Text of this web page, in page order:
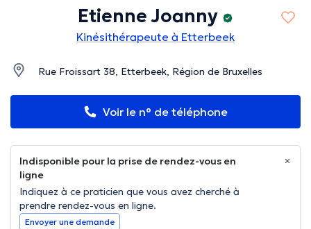
Etienne Joanny
Kinésithérapeute à Etterbeek
Rue Froissart 38, Etterbeek, Région de Bruxelles
Voir le n° de téléphone
Indisponible pour la prise de rendez-vous en
ligne
Indiquez à ce praticien que vous avez cherché à
prendre rendez-vous en ligne.
Envoyer une demande